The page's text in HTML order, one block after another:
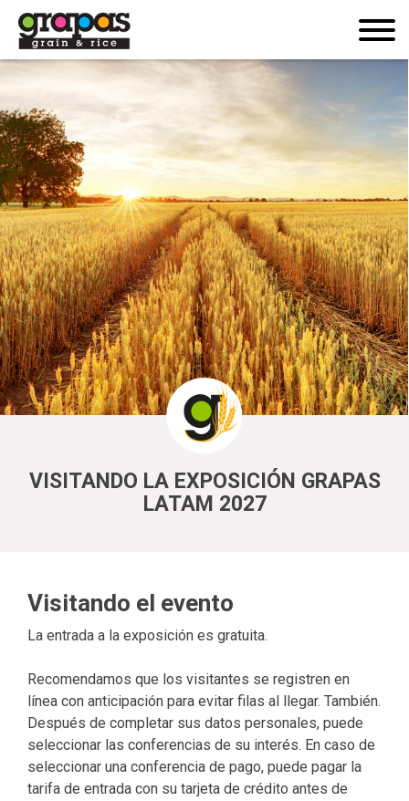
VISITANDO LA EXPOSICIÓN GRAPAS
LATAM 2027
Visitando el evento
La entrada a la exposición es gratuita.
Recomendamos que los visitantes se registren en
línea con anticipación para evitar filas al llegar. También.
Después de completar sus datos personales, puede
seleccionar las conferencias de su interés. En caso de
seleccionar una conferencia de pago, puede pagar la
tarifa de entrada con su tarjeta de crédito antes de